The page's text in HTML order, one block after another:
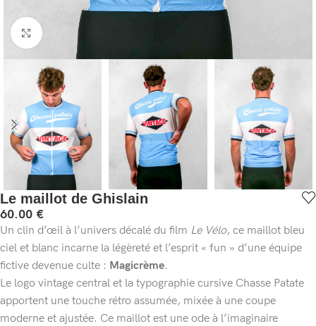
Cliquez pour agrandir
Le maillot de Ghislain
60.00 €
Un clin d’œil à l’univers décalé du film Le Vélo, ce maillot bleu
ciel et blanc incarne la légèreté et l’esprit « fun » d’une équipe
fictive devenue culte : Magicrème.
Le logo vintage central et la typographie cursive Chasse Patate
apportent une touche rétro assumée, mixée à une coupe
moderne et ajustée. Ce maillot est une ode à l’imaginaire